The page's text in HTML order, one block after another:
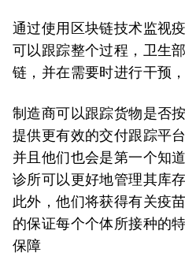
通过使用区块链技术监视
可以跟踪整个过程，卫生
链，并在需要时进行干预
制造商可以跟踪货物是否
提供更有效的交付跟踪平
并且他们也会是第一个知
诊所可以更好地管理其库
此外，他们将获得有关疫
的保证每个个体所接种的
保障